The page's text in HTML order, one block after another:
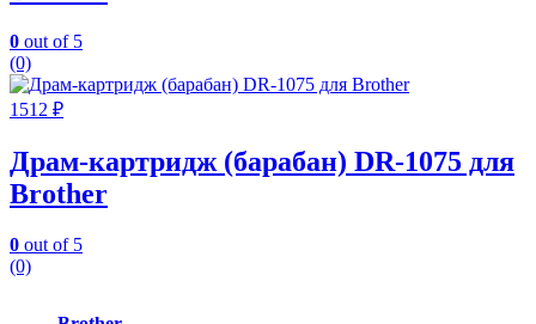
0 out of 5
(0)
1512 ₽
Драм-картридж (барабан) DR-1075 для
Brother
0 out of 5
(0)